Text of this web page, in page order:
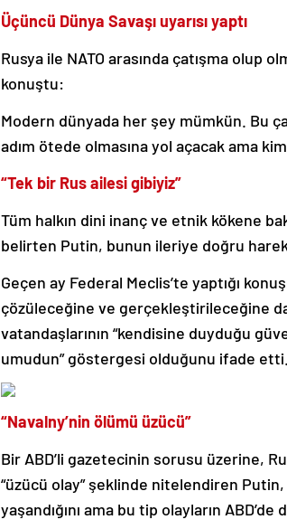
Üçüncü Dünya Savaşı uyarısı yaptı
Rusya ile NATO arasında çatışma olup
konuştu:
Modern dünyada her şey mümkün. Bu
adım ötede olmasına yol açacak ama
“Tek bir Rus ailesi gibiyiz”
Tüm halkın dini inanç ve etnik kökene
belirten Putin, bunun ileriye doğru
Geçen ay Federal Meclis’te yaptığı
çözüleceğine ve gerçekleştirileceğine
vatandaşlarının “kendisine duyduğu
umudun” göstergesi olduğunu ifade etti.
“Navalny’nin ölümü üzücü”
Bir ABD’li gazetecinin sorusu üzerine,
“üzücü olay” şeklinde nitelendiren
yaşandığını ama bu tip olayların